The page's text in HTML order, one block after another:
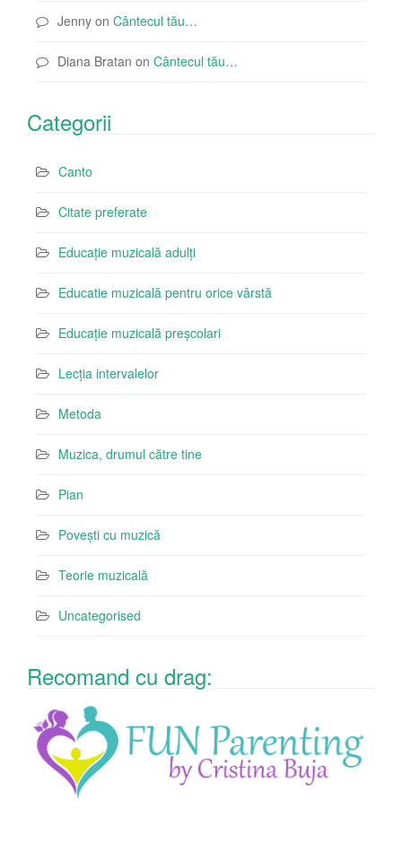
Jenny on Cântecul tău…
Diana Bratan on Cântecul tău…
Categorii
Canto
Citate preferate
Educație muzicală adulți
Educatie muzicală pentru orice vârstă
Educație muzicală preșcolari
Lecția intervalelor
Metoda
Muzica, drumul către tine
Pian
Povești cu muzică
Teorie muzicală
Uncategorised
Recomand cu drag: